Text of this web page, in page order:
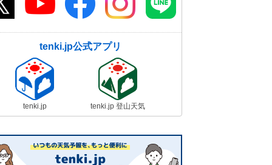
tenki.jp公式アプリ
tenki.jp tenki.jp 登山天気